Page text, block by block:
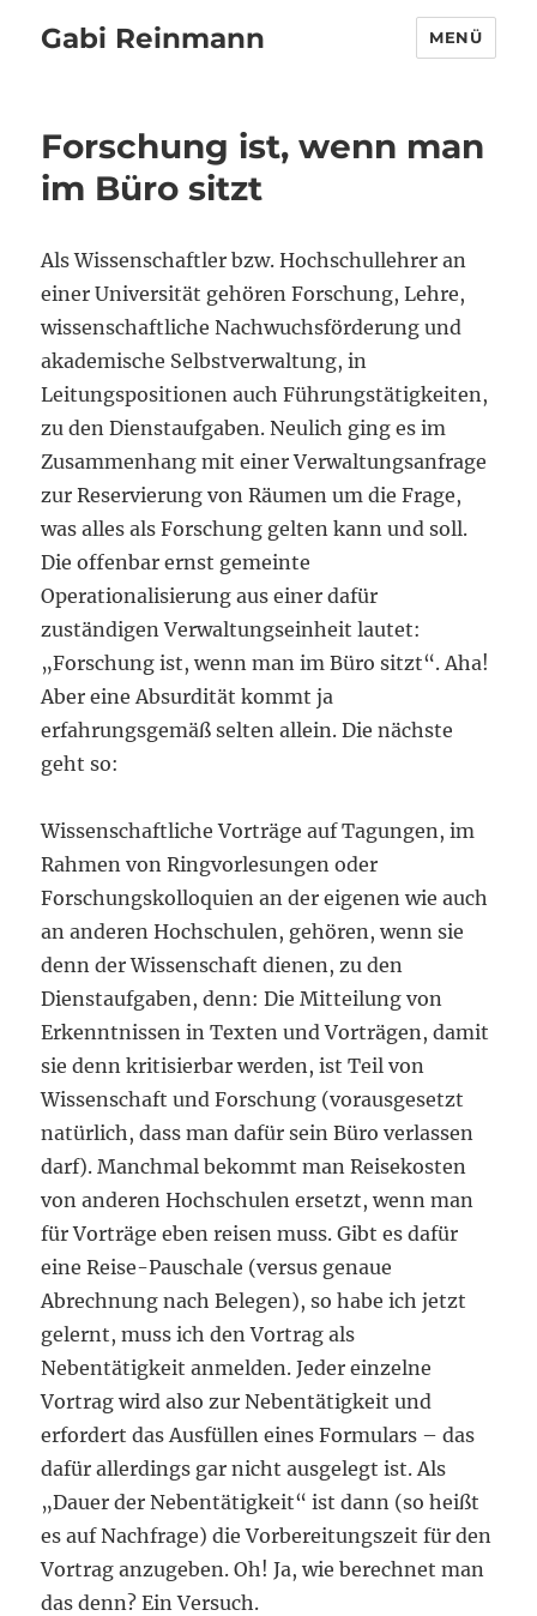
Gabi Reinmann MENÜ
Forschung ist, wenn man
im Büro sitzt
Als Wissenschaftler bzw. Hochschullehrer an
einer Universität gehören Forschung, Lehre,
wissenschaftliche Nachwuchsförderung und
akademische Selbstverwaltung, in
Leitungspositionen auch Führungstätigkeiten,
zu den Dienstaufgaben. Neulich ging es im
Zusammenhang mit einer Verwaltungsanfrage
zur Reservierung von Räumen um die Frage,
was alles als Forschung gelten kann und soll.
Die offenbar ernst gemeinte
Operationalisierung aus einer dafür
zuständigen Verwaltungseinheit lautet:
„Forschung ist, wenn man im Büro sitzt“. Aha!
Aber eine Absurdität kommt ja
erfahrungsgemäß selten allein. Die nächste
geht so:
Wissenschaftliche Vorträge auf Tagungen, im
Rahmen von Ringvorlesungen oder
Forschungskolloquien an der eigenen wie auch
an anderen Hochschulen, gehören, wenn sie
denn der Wissenschaft dienen, zu den
Dienstaufgaben, denn: Die Mitteilung von
Erkenntnissen in Texten und Vorträgen, damit
sie denn kritisierbar werden, ist Teil von
Wissenschaft und Forschung (vorausgesetzt
natürlich, dass man dafür sein Büro verlassen
darf). Manchmal bekommt man Reisekosten
von anderen Hochschulen ersetzt, wenn man
für Vorträge eben reisen muss. Gibt es dafür
eine Reise-Pauschale (versus genaue
Abrechnung nach Belegen), so habe ich jetzt
gelernt, muss ich den Vortrag als
Nebentätigkeit anmelden. Jeder einzelne
Vortrag wird also zur Nebentätigkeit und
erfordert das Ausfüllen eines Formulars – das
dafür allerdings gar nicht ausgelegt ist. Als
„Dauer der Nebentätigkeit“ ist dann (so heißt
es auf Nachfrage) die Vorbereitungszeit für den
Vortrag anzugeben. Oh! Ja, wie berechnet man
das denn? Ein Versuch.